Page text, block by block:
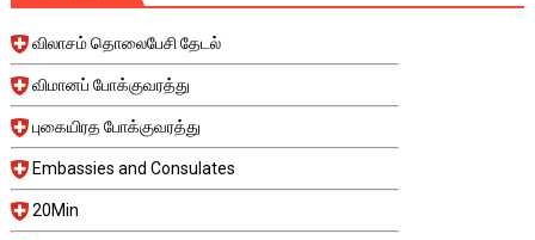
விலாசம் தொலைபேசி தேடல்
விமானப் போக்குவரத்து
புகையிரத போக்குவரத்து
Embassies and Consulates
20Min